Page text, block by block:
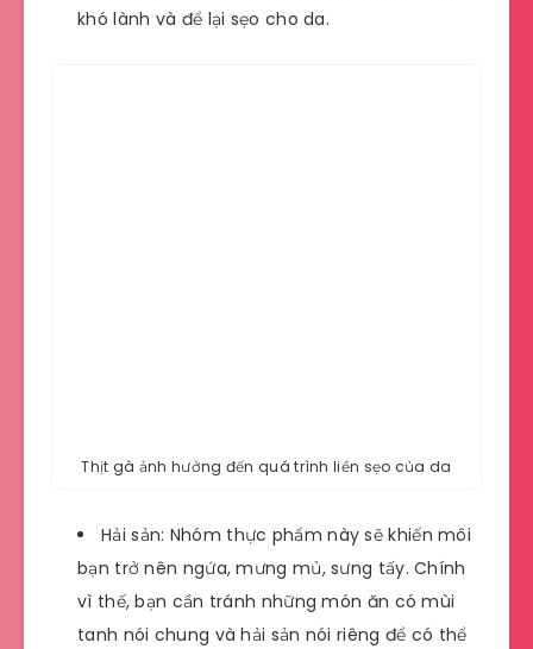
khó lành và để lại sẹo cho da.
Thịt gà ảnh hưởng đến quá trình liền sẹo của da
Hải sản: Nhóm thực phẩm này sẽ khiến môi
bạn trở nên ngứa, mưng mủ, sưng tấy. Chính
vì thế, bạn cần tránh những món ăn có mùi
tanh nói chung và hải sản nói riêng để có thể